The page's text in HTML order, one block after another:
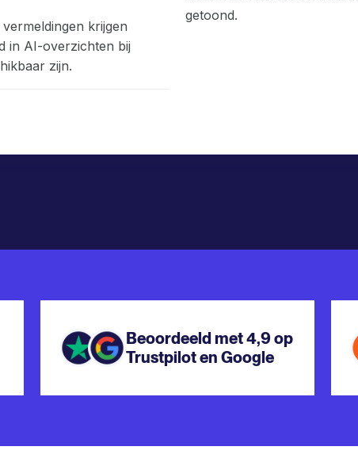
krijgen
in AI-overzichten bij
zijn.
Beoordeeld met 4,9 op
Trustpilot en Google